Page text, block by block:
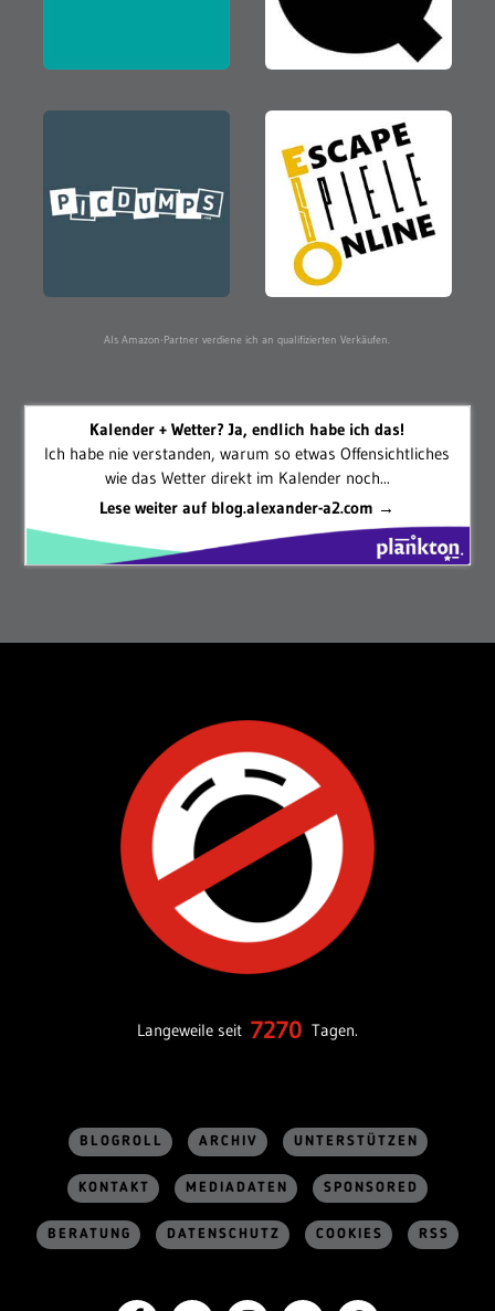
Als Amazon-Partner verdiene ich an qualifizierten Verkäufen.
Kalender + Wetter? Ja, endlich habe ich das!
Ich habe nie verstanden, warum so etwas Offensichtliches
wie das Wetter direkt im Kalender noch...
Lese weiter auf blog.alexander-a2.com →
Langeweile seit 7270 Tagen.
BLOGROLL ARCHIV UNTERSTÜTZEN
KONTAKT MEDIADATEN SPONSORED
BERATUNG DATENSCHUTZ COOKIES RSS